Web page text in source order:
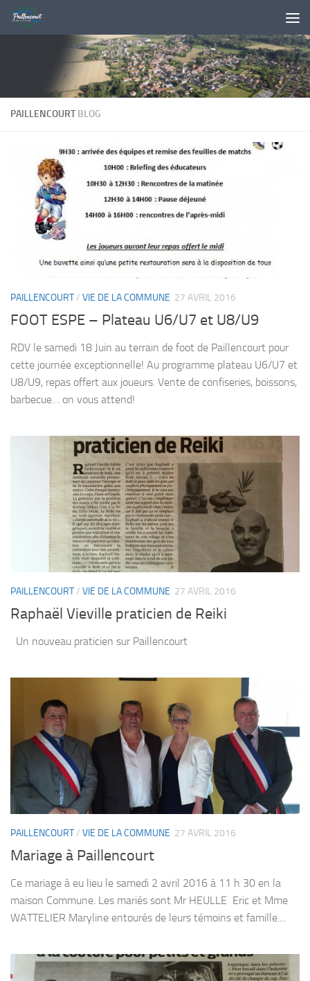
Skip to content
PAILLENCOURTBLOG
PAILLENCOURT/ VIE DE LA COMMUNE 27 AVRIL 2016
FOOT ESPE – Plateau U6/U7 et U8/U9
RDV le samedi 18 Juin au terrain de foot de Paillencourt pour
cette journée exceptionnelle! Au programme plateau U6/U7 et
U8/U9, repas offert aux joueurs. Vente de confiseries, boissons,
barbecue… on vous attend!
PAILLENCOURT/ VIE DE LA COMMUNE 27 AVRIL 2016
Raphaël Vieville praticien de Reiki
Un nouveau praticien sur Paillencourt
PAILLENCOURT/ VIE DE LA COMMUNE 27 AVRIL 2016
Mariage à Paillencourt
Ce mariage à eu lieu le samedi 2 avril 2016 à 11 h 30 en la
maison Commune. Les mariés sont Mr HEULLE Eric et Mme
WATTELIER Maryline entourés de leurs témoins et famille....